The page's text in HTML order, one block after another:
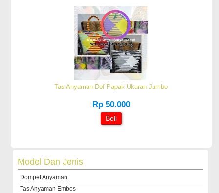
Tas Anyaman Dof Papak Ukuran Jumbo
Rp 50.000
Beli
Model Dan Jenis
Dompet Anyaman
Tas Anyaman Embos